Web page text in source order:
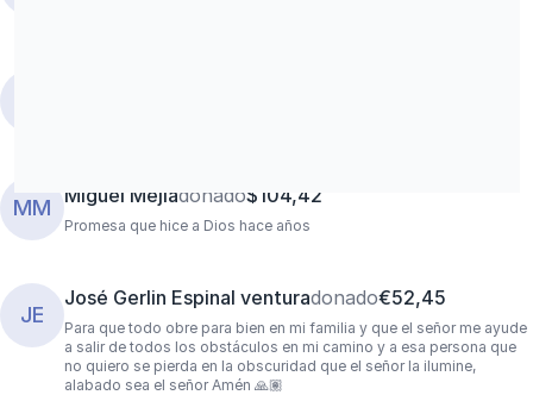
MM Miguel Mejiadonado$104,42
Promesa que hice a Dios hace años
JE
José Gerlin Espinal venturadonado€52,45
Para que todo obre para bien en mi familia y que el señor me ayude
a salir de todos los obstáculos en mi camino y a esa persona que
no quiero se pierda en la obscuridad que el señor la ilumine,
alabado sea el señor Amén 🙏🏽